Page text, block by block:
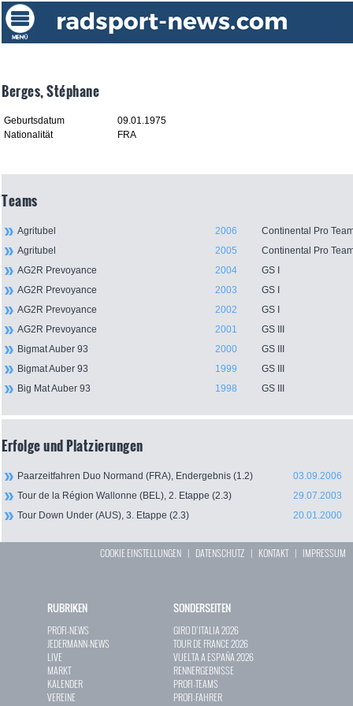
Berges, Stéphane
Geburtsdatum
09.01.1975
Nationalität
FRA
Teams
Agritubel 2006
Continental Pro
Agritubel
2005
Continental Pro
AG2R Prevoyance
2004
GS I
AG2R Prevoyance
2003
GS I
AG2R Prevoyance
2002
GS I
AG2R Prevoyance
2001
GS III
Bigmat Auber 93
2000
GS III
Bigmat Auber 93
1999
GS III
Big Mat Auber 93
1998 GS III
Erfolge und Platzierungen
Paarzeitfahren Duo Normand (FRA), Endergebnis (1.2)
03.09.2006
Tour de la Région Wallonne (BEL), 2. Etappe (2.3)
29.07.2003
Tour Down Under (AUS), 3. Etappe (2.3)
20.01.2000
COOKIE EINSTELLUNGEN | DATENSCHUTZ | KONTAKT| IMPRESSUM
RUBRIKEN
PROFI-NEWS
JEDERMANN-NEWS
LIVE
MARKT
KALENDER
VEREINE
SONDERSEITEN
GIRO D`ITALIA 2026
TOUR DE FRANCE 2026
VUELTA A ESPAÑA 2026
RENNERGEBNISSE
PROFI-TEAMS
PROFI-FAHRER